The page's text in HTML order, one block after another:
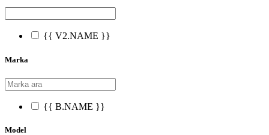
{{ V2.NAME }}
Marka
{{ B.NAME }}
Model